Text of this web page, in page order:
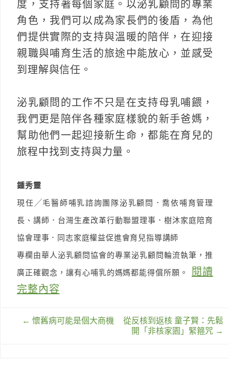
度，支持著每個家庭。以泌乳顧問的專業
角色，我們可以成為家長們的後盾，為他
們提供實際的支持與溫暖的陪伴，在迎接
親職與哺育生活的旅途中能放心，並感受
到理解與信任。
泌乳顧問的工作不只是在支持母乳哺餵，
我們更是陪伴各種家庭樣貌的新手爸媽，
幫助他們一起迎接新生命，都能在育兒的
旅程中找到支持與力量。
鍾秀靈
現任╱毛醫師哺乳諮詢團隊泌乳顧問．喬依哺育管理
長、講師．台灣生產改革行動聯盟理事．樹沐家庭陪育
協會理事．同志家庭權益促進會育兒指導講師
專欄由華人泌乳顧問協會的專業泌乳顧問輪流執筆，推
廣正確觀念，讓有心哺乳的媽媽都能得償所願。
閱讀
完整內容
文
← 懷舊病可能是個大商機
從反核到返核 童子賢：先鬆
開「非核家園」緊箍咒 →